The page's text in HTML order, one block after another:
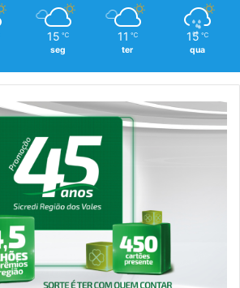
15 ℃
seg
11 ℃
ter
15 ℃
qua